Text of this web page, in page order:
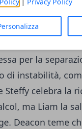
di accettare
fine con Quinn,
con Hope,
per la
di instabilità,
celebra la
ma Liam la
Deacon teme